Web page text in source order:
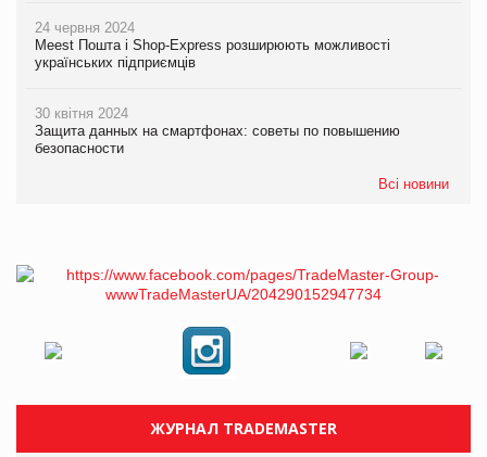
24 червня 2024
Meest Пошта і Shop-Express розширюють можливості
українських підприємців
30 квітня 2024
Защита данных на смартфонах: советы по повышению
безопасности
Всі новини
ЖУРНАЛ TRADEMASTER